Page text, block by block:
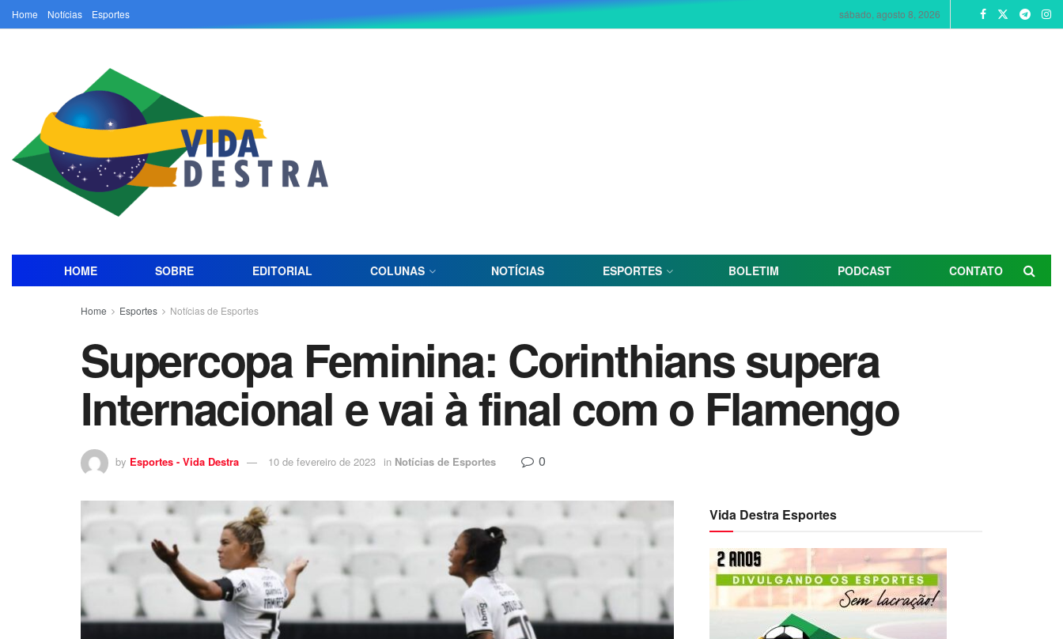
Home Notícias Esportes sábado, agosto 8, 2026
HOME SOBRE EDITORIAL COLUNAS NOTÍCIAS ESPORTES BOLETIM PODCAST CONTATO
Home Esportes Notícias de Esportes
Supercopa Feminina: Corinthians supera
Internacional e vai à final com o Flamengo
by Esportes - Vida Destra 10 de fevereiro de 2023 in Notícias de Esportes 0
Vida Destra Esportes